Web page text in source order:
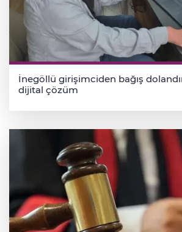
İnegöllü girişimciden bağış
dijital çözüm